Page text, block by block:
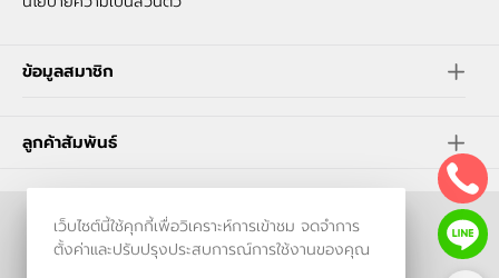
ข้อมูลสมาชิก
ลูกค้าสัมพันธ์
ร้านค้าออนไลน์
เว็บไซต์นี้ใช้คุกกี้เพื่อวิเคราะห์การเข้าชม จดจำการ
ตั้งค่าและปรับปรุงประสบการณ์การใช้งานของคุณ